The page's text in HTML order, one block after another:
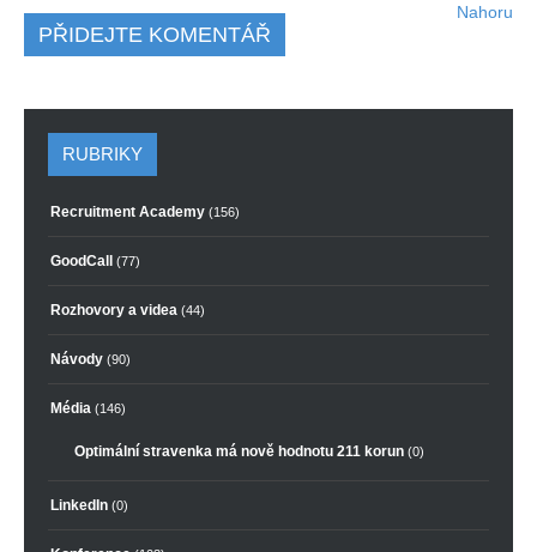
PŘIDEJTE KOMENTÁŘ
Nahoru
RUBRIKY
Recruitment Academy (156)
GoodCall (77)
Rozhovory a videa (44)
Návody (90)
Média (146)
Optimální stravenka má nově hodnotu 211 korun (0)
LinkedIn (0)